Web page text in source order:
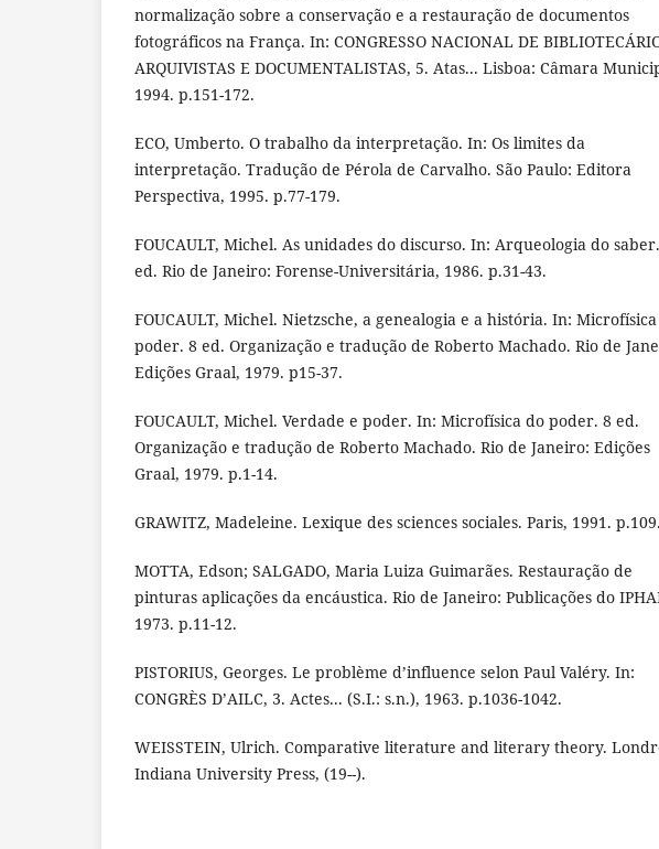
normalização sobre a conservação e a restauração de documentos
fotográficos na França. In: CONGRESSO NACIONAL DE
ARQUIVISTAS E DOCUMENTALISTAS, 5. Atas... Lisboa: Câmara
1994. p.151-172.
ECO, Umberto. O trabalho da interpretação. In: Os limites da
interpretação. Tradução de Pérola de Carvalho. São Paulo: Editora
Perspectiva, 1995. p.77-179.
FOUCAULT, Michel. As unidades do discurso. In: Arqueologia do
ed. Rio de Janeiro: Forense-Universitária, 1986. p.31-43.
FOUCAULT, Michel. Nietzsche, a genealogia e a história. In:
poder. 8 ed. Organização e tradução de Roberto Machado. Rio de
Edições Graal, 1979. p15-37.
FOUCAULT, Michel. Verdade e poder. In: Microfísica do poder. 8 ed.
Organização e tradução de Roberto Machado. Rio de Janeiro: Edições
Graal, 1979. p.1-14.
GRAWITZ, Madeleine. Lexique des sciences sociales. Paris, 1991. p.109.
MOTTA, Edson; SALGADO, Maria Luiza Guimarães. Restauração de
pinturas aplicações da encáustica. Rio de Janeiro: Publicações do
1973. p.11-12.
PISTORIUS, Georges. Le problème d’influence selon Paul Valéry. In:
CONGRÈS D’AILC, 3. Actes... (S.I.: s.n.), 1963. p.1036-1042.
WEISSTEIN, Ulrich. Comparative literature and literary theory.
Indiana University Press, (19--).